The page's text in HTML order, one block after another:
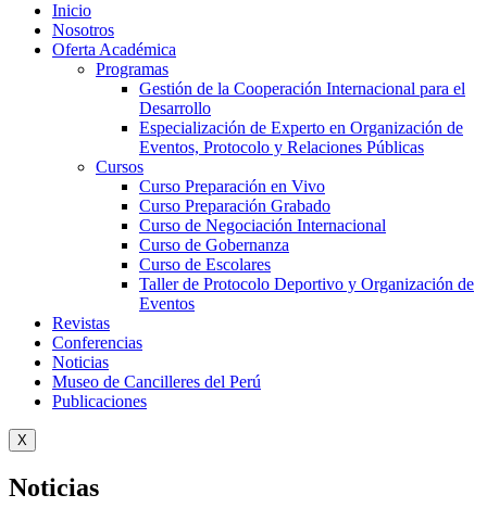
Inicio
Nosotros
Oferta Académica
Programas
Gestión de la Cooperación Internacional para el
Desarrollo
Especialización de Experto en Organización de
Eventos, Protocolo y Relaciones Públicas
Cursos
Curso Preparación en Vivo
Curso Preparación Grabado
Curso de Negociación Internacional
Curso de Gobernanza
Curso de Escolares
Taller de Protocolo Deportivo y Organización de
Eventos
Revistas
Conferencias
Noticias
Museo de Cancilleres del Perú
Publicaciones
X
Noticias